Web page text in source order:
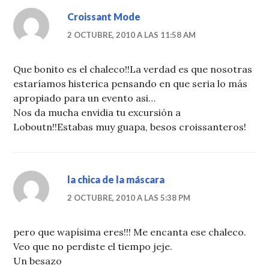
Croissant Mode
2 OCTUBRE, 2010 A LAS 11:58 AM
Que bonito es el chaleco!!La verdad es que nosotras
estaríamos histerica pensando en que seria lo más
apropiado para un evento asi…
Nos da mucha envidia tu excursión a
Loboutn!!Estabas muy guapa, besos croissanteros!
la chica de la máscara
2 OCTUBRE, 2010 A LAS 5:38 PM
pero que wapísima eres!!! Me encanta ese chaleco.
Veo que no perdiste el tiempo jeje.
Un besazo